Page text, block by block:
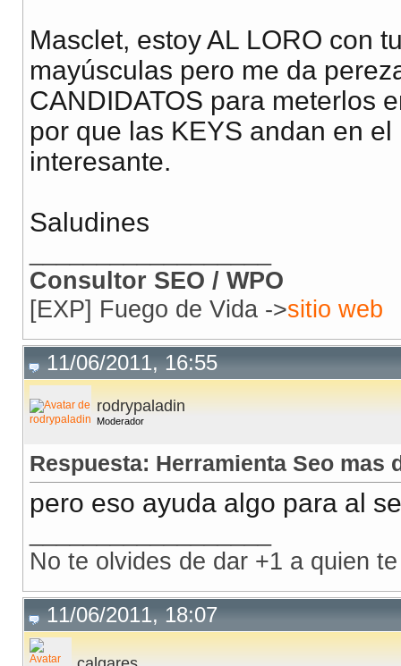
Masclet, estoy AL LORO con
mayúsculas pero me da
CANDIDATOS para meterlos
por que las KEYS andan en
interesante.
Saludines
Consultor SEO / WPO
[EXP] Fuego de Vida ->sitio web
11/06/2011, 16:55
rodrypaladin
Moderador
Respuesta: Herramienta Seo mas
pero eso ayuda algo para al
No te olvides de dar +1 a quien
11/06/2011, 18:07